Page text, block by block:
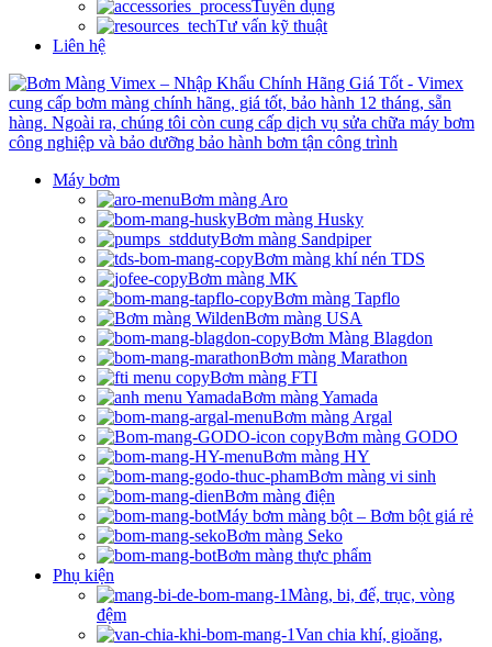
Tuyển dụng
Tư vấn kỹ thuật
Liên hệ
Máy bơm
Bơm màng Aro
Bơm màng Husky
Bơm màng Sandpiper
Bơm màng khí nén TDS
Bơm màng MK
Bơm màng Tapflo
Bơm màng USA
Bơm Màng Blagdon
Bơm màng Marathon
Bơm màng FTI
Bơm màng Yamada
Bơm màng Argal
Bơm màng GODO
Bơm màng HY
Bơm màng vi sinh
Bơm màng điện
Máy bơm màng bột – Bơm bột giá rẻ
Bơm màng Seko
Bơm màng thực phẩm
Phụ kiện
Màng, bi, đế, trục, vòng
đệm
Van chia khí, gioăng,